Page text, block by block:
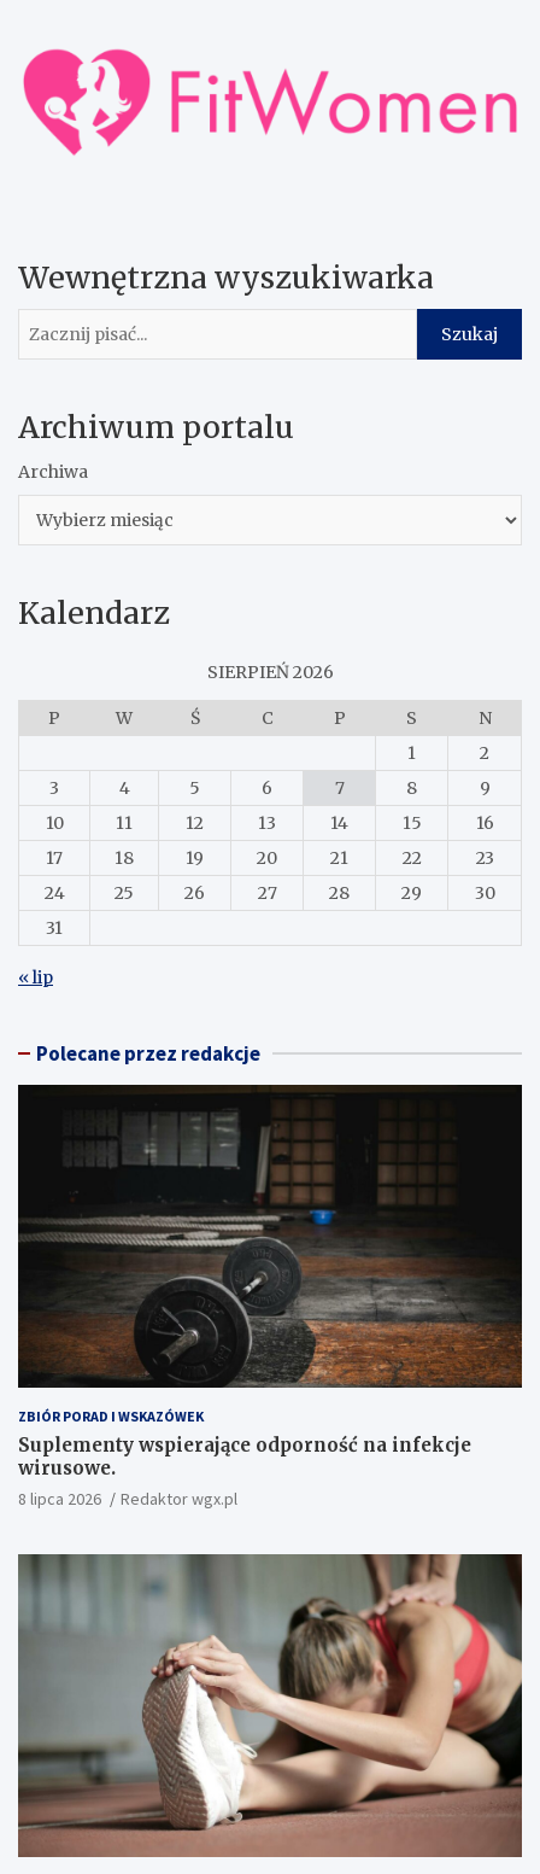
Wewnętrzna wyszukiwarka
Szukaj
Archiwum portalu
Archiwa
Kalendarz
SIERPIEŃ 2026
P W Ś C P S
N
1
2
3
4 5 6 7 8
9
10
11 12 13 14 15
16
17
18 19 20 21 22
23
24
25 26 27 28 29
30
31
« lip
Polecane przez redakcje
ZBIÓR PORAD I WSKAZÓWEK
Suplementy wspierające odporność na infekcje
wirusowe.
8 lipca 2026 Redaktor wgx.pl